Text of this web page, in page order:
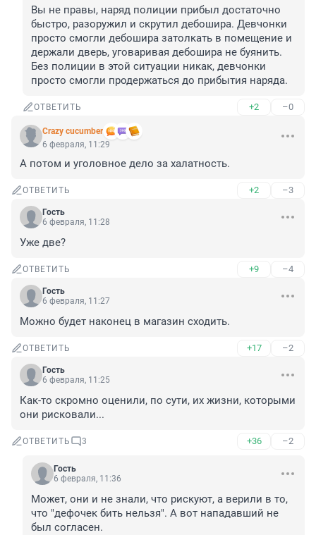
Вы не правы, наряд полиции прибыл достаточно
быстро, разоружил и скрутил дебошира. Девчонки
просто смогли дебошира затолкать в помещение и
держали дверь, уговаривая дебошира не буянить.
Без полиции в этой ситуации никак, девчонки
просто смогли продержаться до прибытия наряда.
ОТВЕТИТЬ +2 –0
Crazy cucumber
6 февраля, 11:29
А потом и уголовное дело за халатность.
ОТВЕТИТЬ +2 –3
Гость
6 февраля, 11:28
Уже две?
ОТВЕТИТЬ +9 –4
Гость
6 февраля, 11:27
Можно будет наконец в магазин сходить.
ОТВЕТИТЬ +17 –2
Гость
6 февраля, 11:25
Как-то скромно оценили, по сути, их жизни, которыми
они рисковали...
ОТВЕТИТЬ 3 +36 –2
Гость
6 февраля, 11:36
Может, они и не знали, что рискуют, а верили в то,
что "дефочек бить нельзя". А вот нападавший не
был согласен.